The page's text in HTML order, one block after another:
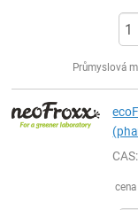
Průmyslová
CAS: